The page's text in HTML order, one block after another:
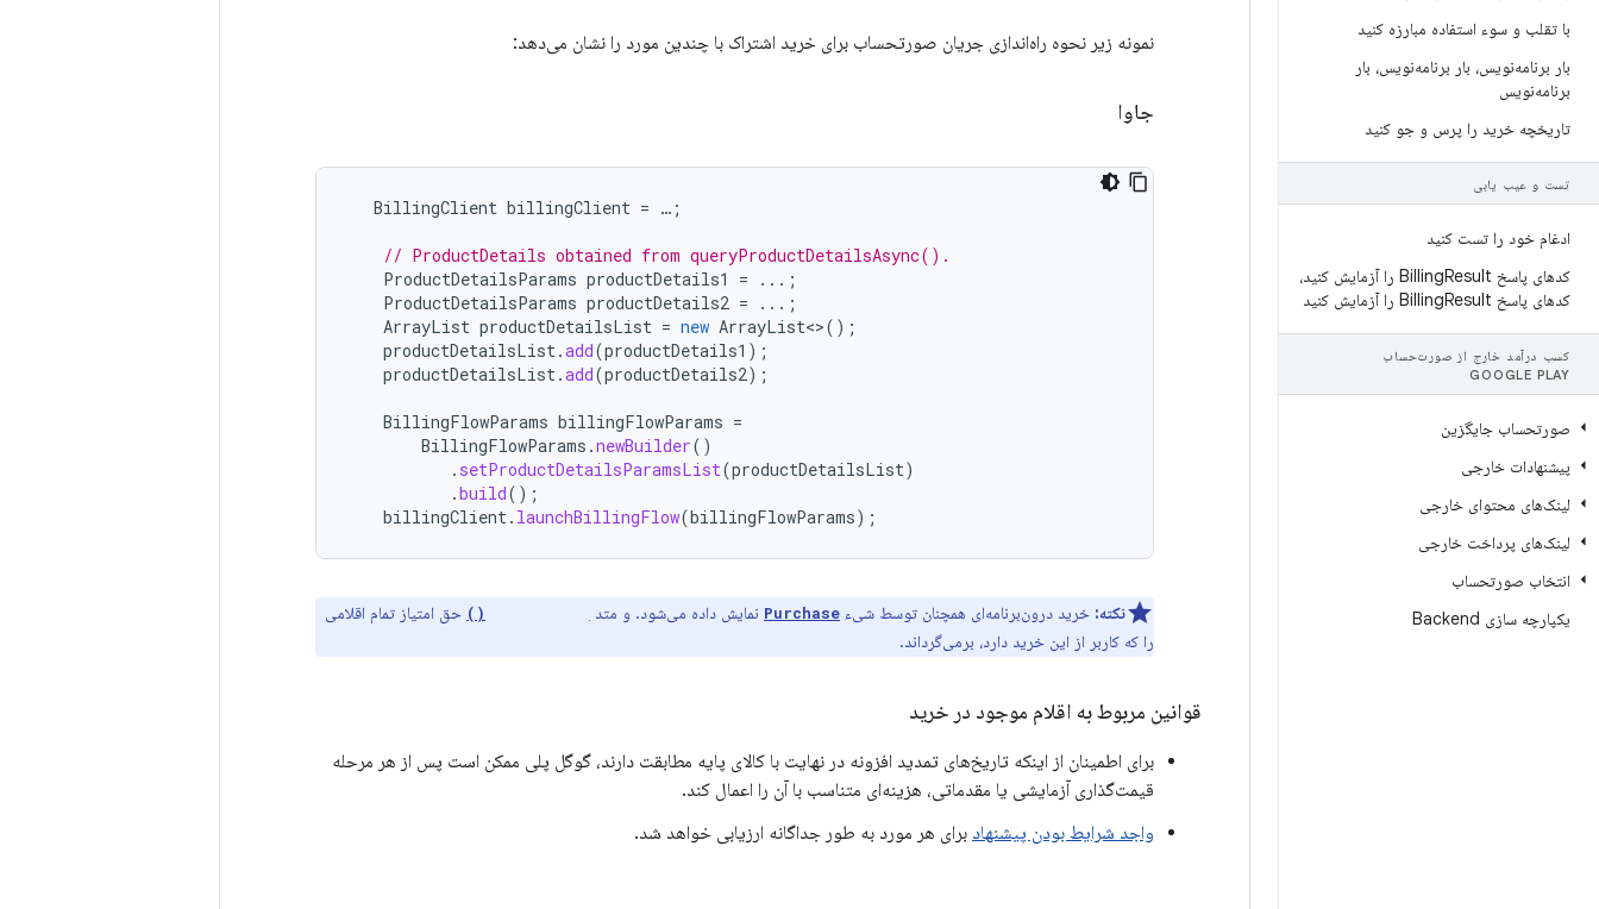
با تقلب و سوء استفاده مبارزه کنید
بار برنامه‌نویس، بار برنامه‌نویس، بار
برنامه‌نویس
تاریخچه خرید را پرس و جو کنید
تست و عیب یابی
ادغام خود را تست کنید
کدهای پاسخ Billing
Result را آزمایش کنید،
کدهای پاسخ Billing Result را آزمایش کنید
کسب درآمد خارج از صورت‌حساب
GOOGLE PLAY
صورتحساب جایگزین
پیشنهادات خارجی
لینک‌های محتوای خارجی
لینک‌های پرداخت خارجی
انتخاب صورتحساب
یکپارچه سازی Backend
نمونه زیر نحوه راه‌اندازی جریان صورتحساب برای خرید اشتراک با چندین مورد را نشان می‌دهد:
جاوا
BillingClient billingClient = … ;
// ProductDetails obtained from queryProductDetailsAsync().
ProductDetailsParams productDetails1 =
...;
ProductDetailsParams productDetails2 =
...;
ArrayList productDetailsList = new ArrayList<>();
productDetailsList.add(productDetails1 );
productDetailsList.add(productDetails2);
BillingFlowParams billingFlowParams =
BillingFlowParams .newBuilder()
. setProductDetailsParamsList(productDetailsList)
.build();
billingClient. launchBillingFlow(billingFlowParams);
نکته: خرید درون‌برنامه‌ای همچنان توسط شیء Purchase نمایش داده می‌شود. و متد
حق امتیاز تمام اقلامی
را که کاربر از این خرید دارد، برمی‌گرداند.
قوانین مربوط به اقلام موجود در خرید
برای اطمینان از اینکه تاریخ‌های تمدید افزونه در نهایت با کالای پایه مطابقت دارند، گوگل پلی ممکن است پس از هر مرحله
قیمت‌گذاری آزمایشی یا مقدماتی، هزینه‌ای متناسب با آن را اعمال کند.
واجد شرایط بودن پیشنهاد برای هر مورد به طور جداگانه ارزیابی خواهد شد.